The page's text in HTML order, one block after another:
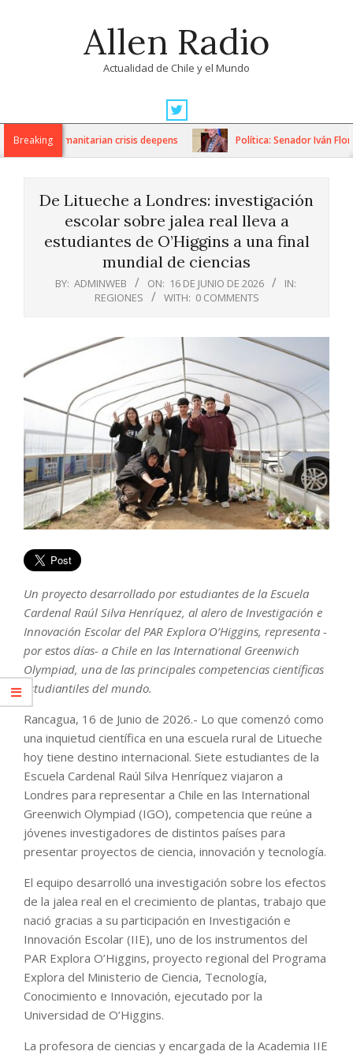
Allen Radio
Actualidad de Chile y el Mundo
Navigation
MenuBreaking
as humanitarian crisis deepens Política: Senador Iván Flores
De Litueche a Londres: investigación
escolar sobre jalea real lleva a
estudiantes de O’Higgins a una final
mundial de ciencias
BY: ADMINWEB ON: 16 DE JUNIO DE 2026
IN:
REGIONES
WITH: 0 COMMENTS
Un proyecto desarrollado por estudiantes de la Escuela
Cardenal Raúl Silva Henríquez, al alero de Investigación e
Innovación Escolar del PAR Explora O’Higgins, representa -
por estos días- a Chile en las International Greenwich
Olympiad, una de las principales competencias científicas
estudiantiles del mundo.
Rancagua, 16 de Junio de 2026.- Lo que comenzó como
una inquietud científica en una escuela rural de Litueche
hoy tiene destino internacional. Siete estudiantes de la
Escuela Cardenal Raúl Silva Henríquez viajaron a
Londres para representar a Chile en las International
Greenwich Olympiad (IGO), competencia que reúne a
jóvenes investigadores de distintos países para
presentar proyectos de ciencia, innovación y tecnología.
El equipo desarrolló una investigación sobre los efectos
de la jalea real en el crecimiento de plantas, trabajo que
nació gracias a su participación en Investigación e
Innovación Escolar (IIE), uno de los instrumentos del
PAR Explora O’Higgins, proyecto regional del Programa
Explora del Ministerio de Ciencia, Tecnología,
Conocimiento e Innovación, ejecutado por la
Universidad de O’Higgins.
La profesora de ciencias y encargada de la Academia IIE